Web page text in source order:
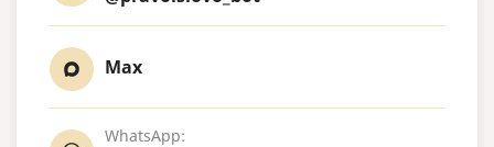
Max
WhatsApp: